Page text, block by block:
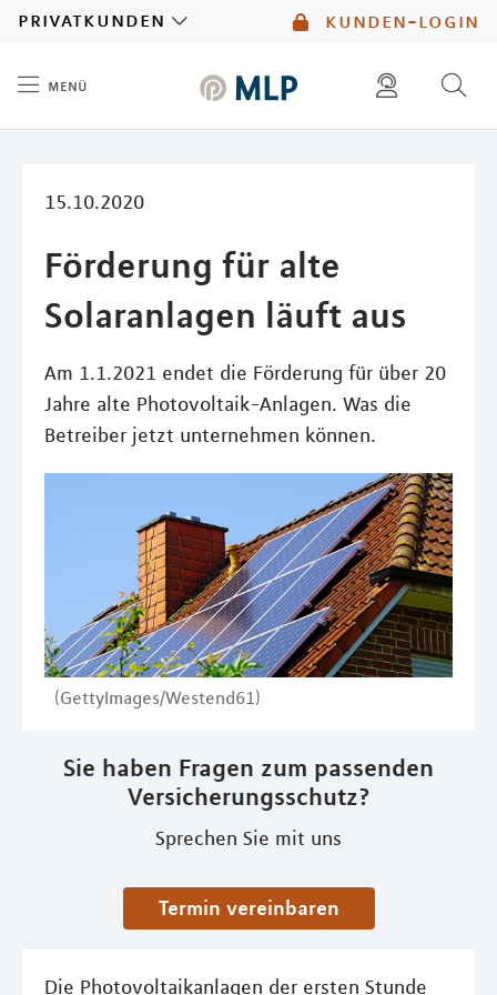
kunden-login
privatkunden
menü
15.10.2020
Förderung für alte
Solaranlagen läuft aus
Am 1.1.2021 endet die Förderung für über 20
Jahre alte Photovoltaik-Anlagen. Was die
Betreiber jetzt unternehmen können.
(GettyImages/Westend61)
Sie haben Fragen zum passenden
Versicherungsschutz?
Sprechen Sie mit uns
Termin vereinbaren
Die Photovoltaikanlagen der ersten Stunde